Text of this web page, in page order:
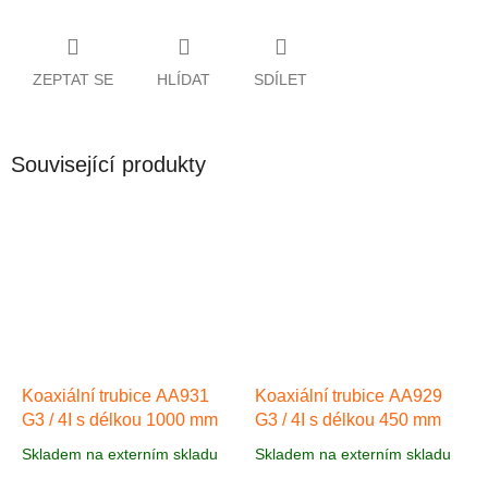
ZEPTAT SE HLÍDAT SDÍLET
Související produkty
Koaxiální trubice AA931
G3 / 4I s délkou 1000 mm
Skladem na externím skladu
Koaxiální trubice AA929
G3 / 4I s délkou 450 mm
Skladem na externím skladu